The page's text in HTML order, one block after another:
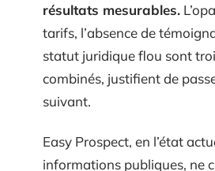
résultats mesurables.
tarifs, l’absence de
statut juridique flou sont
combinés, justifient de
suivant.
Easy Prospect, en l’état
informations publiques, ne